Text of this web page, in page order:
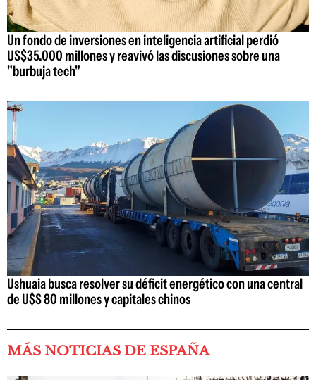
Un fondo de inversiones en inteligencia artificial perdió
US$35.000 millones y reavivó las discusiones sobre una
"burbuja tech"
Ushuaia busca resolver su déficit energético con una central
de U$S 80 millones y capitales chinos
MÁS NOTICIAS DE ESPAÑA